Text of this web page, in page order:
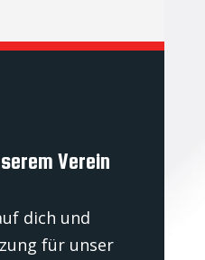
Verein
dich und
für unser